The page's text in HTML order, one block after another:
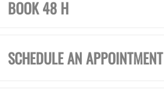
BOOK 48 H
SCHEDULE AN APPOINTMENT